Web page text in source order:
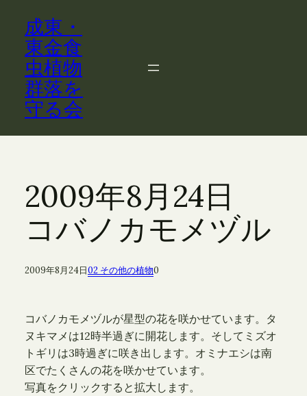
成東・
東金食
虫植物
群落を
守る会
2009年8月24日
コバノカモメヅル
2009年8月24日02 その他の植物0
コバノカモメヅルが星型の花を咲かせています。タ
ヌキマメは12時半過ぎに開花します。そしてミズオ
トギリは3時過ぎに咲き出します。オミナエシは南
区でたくさんの花を咲かせています。
写真をクリックすると拡大します。